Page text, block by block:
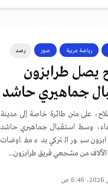
رياضة عربية صور رصد
يصل طرابزون
جماهيري حاشد
على متن طائرة خاصة إلى مدينة
وسط استقبال جماهيري حاشد
سبور التركي بدء مفاوضات
من مشجعي فريق طرابزون...